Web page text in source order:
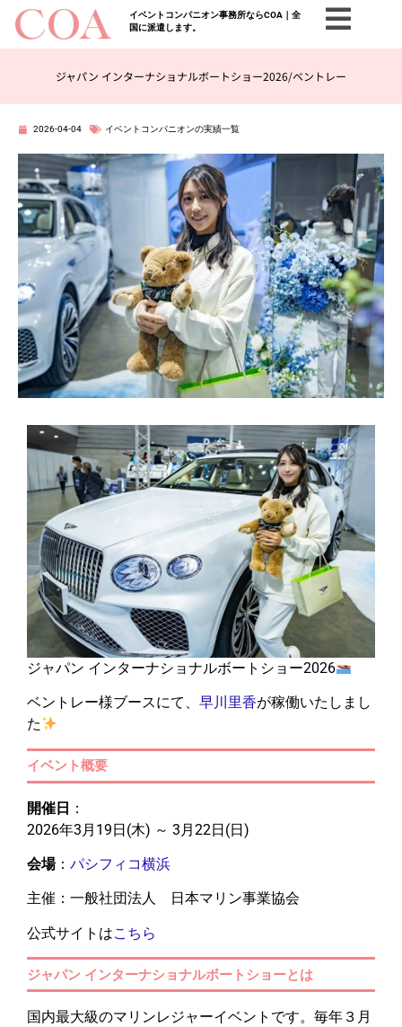
イベントコンパニオン事務所ならCOA｜全
国に派遣します。
ジャパン インターナショナルボートショー2026/ベントレー
2026-04-04 イベントコンパニオンの実績一覧
ジャパン インターナショナルボートショー2026
ベントレー様ブースにて、 早川里香が稼働いたしまし
た
イベント概要
開催日 ：
2026年3月19日(木) ～ 3月22日(日)
会場： パシフィコ横浜
主催：一般社団法人 日本マリン事業協会
公式サイトはこちら
ジャパン インターナショナルボートショーとは
国内最大級のマリンレジャーイベントです。毎年３月